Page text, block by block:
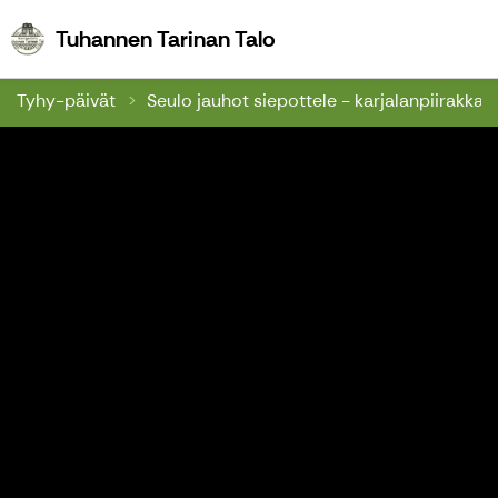
Tuhannen Tarinan Talo
Tyhy-päivät Seulo jauhot siepottele -